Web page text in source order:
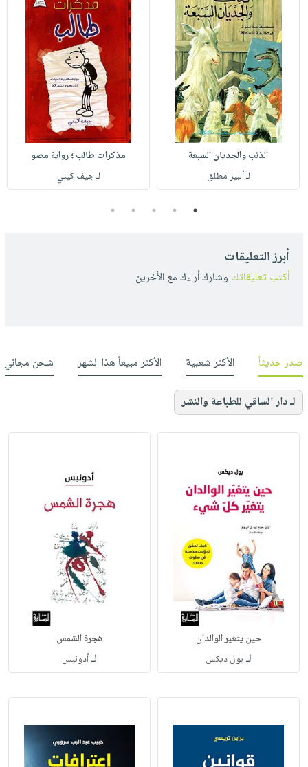
الذئب والجديان السبعة
لـ ألبير مطلق
مذكرات طالب ؛ رواية مصو
لـ جيف كيني
1
2
3
4
5
أبرز التعليقات
أكتب تعليقاتك وشارك أراءك مع الأخرين
صدر حديثاً الأكثر شعبية الأكثر مبيعاً هذا الشهر شحن مجاني
لـ دار الساقي للطباعة والنشر
حين يتغير الوالدان
لـ بول ديكس
هجرة الشمس
لـأدونيس